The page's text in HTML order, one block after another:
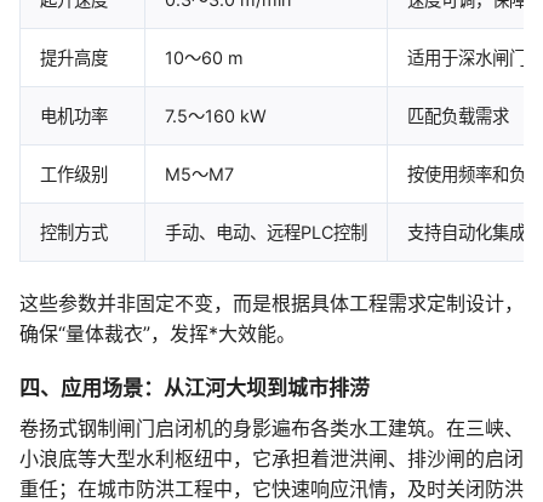
提升高度 10～60 m 适用于深水闸门
电机功率 7.5～160 kW 匹配负载需求
工作级别 M5～M7 按使用频率和负
控制方式 手动、电动、远程PLC控制 支持自动化集成
这些参数并非固定不变，而是根据具体工程需求定制设计，
确保“量体裁衣”，发挥*大效能。
四、应用场景：从江河大坝到城市排涝
卷扬式钢制闸门启闭机的身影遍布各类水工建筑。在三峡、
小浪底等大型水利枢纽中，它承担着泄洪闸、排沙闸的启闭
重任；在城市防洪工程中，它快速响应汛情，及时关闭防洪